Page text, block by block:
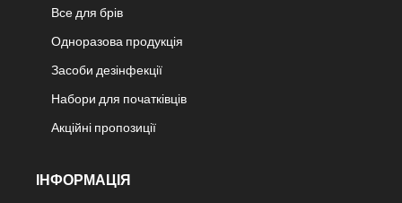
Все для брів
Одноразова продукція
Засоби дезінфекції
Набори для початківців
Акційні пропозиції
ІНФОРМАЦІЯ